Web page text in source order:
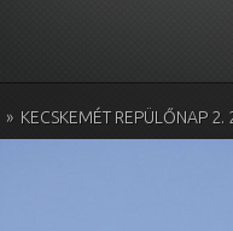
» KECSKEMÉT REPÜLŐNAP 2.